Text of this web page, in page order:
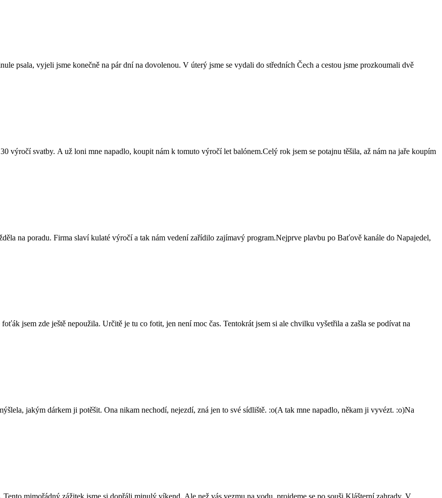
psala, vyjeli jsme konečně na pár dní na dovolenou. V úterý jsme se vydali do středních Čech a cestou jsme prozkoumali dvě
svatby. A už loni mne napadlo, koupit nám k tomuto výročí let balónem.Celý rok jsem se potajnu těšila, až nám na jaře koupím
na poradu. Firma slaví kulaté výročí a tak nám vedení zařídilo zajímavý program.Nejprve plavbu po Baťově kanále do Napajedel,
jsem zde ještě nepoužila. Určitě je tu co fotit, jen není moc čas. Tentokrát jsem si ale chvilku vyšetřila a zašla se podívat na
jakým dárkem ji potěšit. Ona nikam nechodí, nejezdí, zná jen to své sídliště. :o(A tak mne napadlo, někam ji vyvézt. :o)Na
mimořádný zážitek jsme si dopřáli minulý víkend. Ale než vás vezmu na vodu, projdeme se po souši.Klášterní zahrady. V